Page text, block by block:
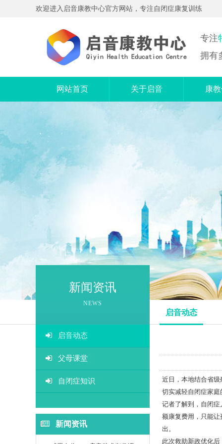
欢迎进入启音康教中心官方网站，专注自闭症康复训练
专注
拥有
网站首页 关于启音
服务范围
中心特色
康
个
精
电
语
融
游
感觉
视
听统
新闻资讯
NEWS
启音动态
父母课堂
自闭症知识
新闻资讯
启音动态
近日，本地结合省
切实减轻自闭症家
记者了解到，自闭
额康复费用，只能
出。
此次救助新政优化